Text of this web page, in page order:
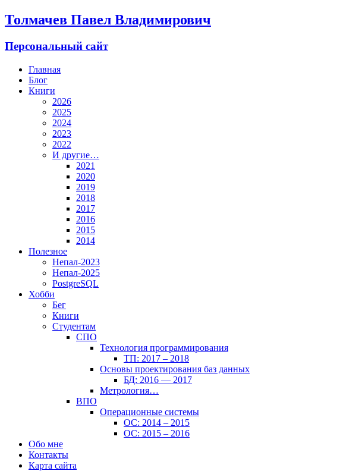
Толмачев Павел Владимирович
Персональный сайт
Главная
Блог
Книги
2026
2025
2024
2023
2022
И другие…
2021
2020
2019
2018
2017
2016
2015
2014
Полезное
Непал-2023
Непал-2025
PostgreSQL
Хобби
Бег
Книги
Студентам
СПО
Технология программирования
ТП: 2017 – 2018
Основы проектирования баз данных
БД: 2016 — 2017
Метрология…
ВПО
Операционные системы
ОС: 2014 – 2015
ОС: 2015 – 2016
Обо мне
Контакты
Карта сайта